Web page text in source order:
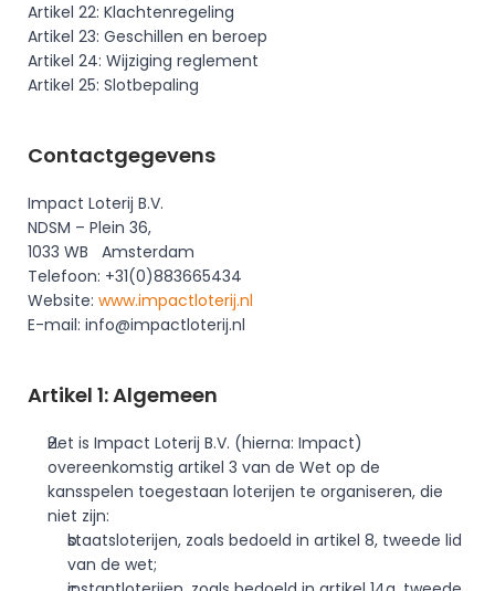
Artikel 22: Klachtenregeling
Artikel 23: Geschillen en beroep
Artikel 24: Wijziging reglement
Artikel 25: Slotbepaling
Contactgegevens
Impact Loterij B.V.
NDSM – Plein 36,
1033 WB   Amsterdam
Telefoon: +31(0)883665434
Website: www.impactloterij.nl
E-mail: info@impactloterij.nl
Artikel 1: Algemeen
Het is Impact Loterij B.V. (hierna: Impact)
overeenkomstig artikel 3 van de Wet op de
kansspelen toegestaan loterijen te organiseren, die
niet zijn:
staatsloterijen, zoals bedoeld in artikel 8, tweede lid
van de wet;